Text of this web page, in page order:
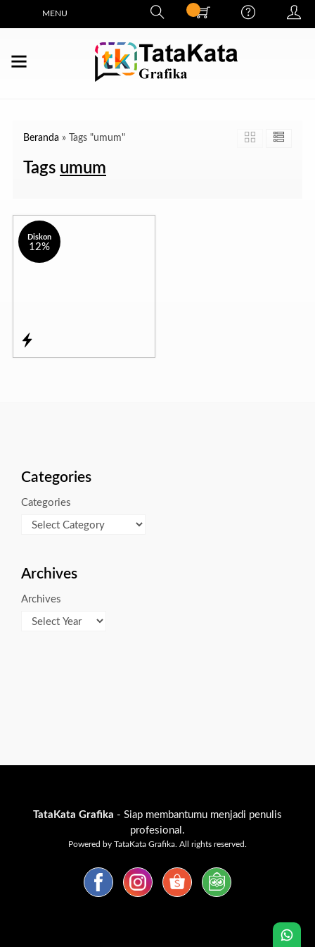
MENU
Beranda » Tags "umum"
Tags umum
Diskon
12%
Categories
Categories
Archives
Archives
TataKata Grafika - Siap membantumu menjadi penulis
profesional.
Powered by TataKata Grafika. All rights reserved.